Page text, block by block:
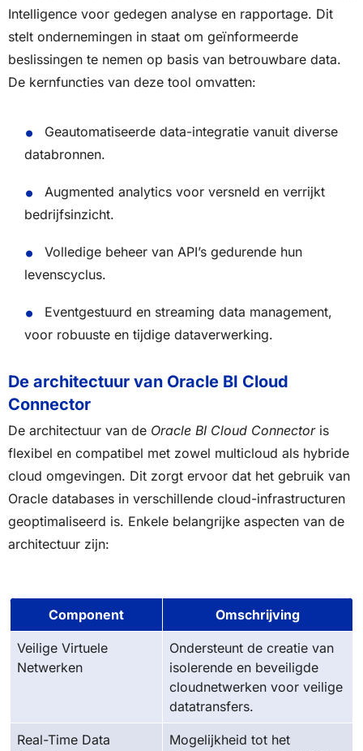
Intelligence voor gedegen analyse en rapportage. Dit
stelt ondernemingen in staat om geïnformeerde
beslissingen te nemen op basis van betrouwbare data.
De kernfuncties van deze tool omvatten:
Geautomatiseerde data-integratie vanuit diverse
databronnen.
Augmented analytics voor versneld en verrijkt
bedrijfsinzicht.
Volledige beheer van API’s gedurende hun
levenscyclus.
Eventgestuurd en streaming data management,
voor robuuste en tijdige dataverwerking.
De architectuur van Oracle BI Cloud
Connector
De architectuur van de Oracle BI Cloud Connectoris
flexibel en compatibel met zowel multicloud als hybride
cloud omgevingen. Dit zorgt ervoor dat het gebruik van
Oracle databases in verschillende cloud-infrastructuren
geoptimaliseerd is. Enkele belangrijke aspecten van de
architectuur zijn:
Component Omschrijving
Veilige Virtuele
Netwerken
Ondersteunt de creatie van
isolerende en beveiligde
cloudnetwerken voor veilige
datatransfers.
Real-Time Data
Mogelijkheid tot het